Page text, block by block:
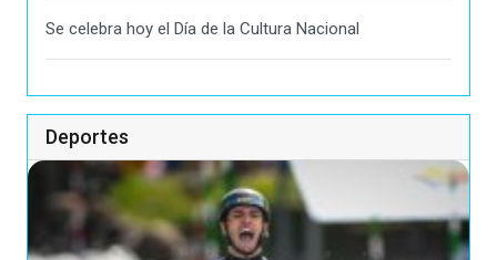
Se celebra hoy el Día de la Cultura Nacional
Deportes